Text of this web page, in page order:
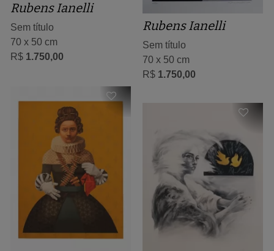
Rubens Ianelli
Sem título
70 x 50 cm
R$ 1.750,00
Rubens Ianelli
Sem título
70 x 50 cm
R$ 1.750,00